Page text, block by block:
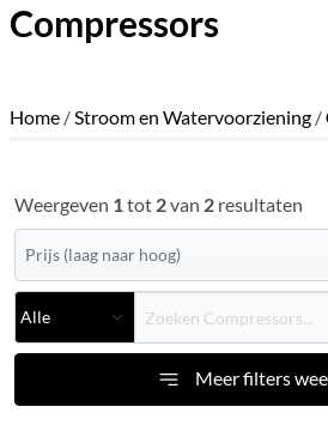
Compressors
Home /Stroom en Watervoorziening /
Weergeven 1tot 2van 2 resultaten
Meer filters